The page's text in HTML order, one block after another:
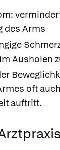
des Arms
Ausholen
oft
auftritt.